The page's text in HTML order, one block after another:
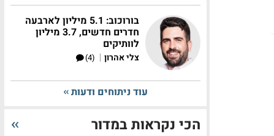
בורוכוב: 5.1 מיליון לארבעה
חדרים חדשים, 3.7 מיליון
לוותיקים
צלי אהרון |
(4)
עוד ניתוחים ודעות
הכי נקראות במדור